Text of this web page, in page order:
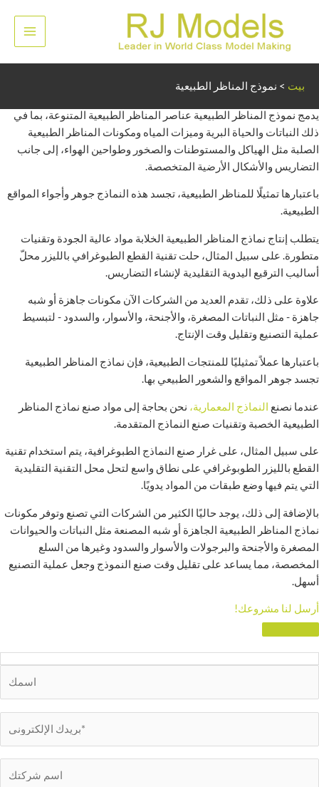
المحتوى
بيت > نموذج المناظر الطبيعية
نموذج المناظر الطبيعية
يدمج نموذج المناظر الطبيعية عناصر المناظر الطبيعية المتنوعة، بما في
ذلك النباتات والحياة البرية وميزات المياه ومكونات المناظر الطبيعية
الصلبة مثل الهياكل والمستوطنات والصخور وطواحين الهواء، إلى جانب
التضاريس والأشكال الأرضية المتخصصة.
باعتبارها تمثيلًا للمناظر الطبيعية، تجسد هذه النماذج جوهر وأجواء المواقع
الطبيعية.
يتطلب إنتاج نماذج المناظر الطبيعية الخلابة مواد عالية الجودة وتقنيات
متطورة. على سبيل المثال، حلت تقنية القطع الطبوغرافي بالليزر محلّ
أساليب الترقيع اليدوية التقليدية لإنشاء التضاريس.
علاوة على ذلك، تقدم العديد من الشركات الآن مكونات جاهزة أو شبه
جاهزة - مثل النباتات المصغرة، والأجنحة، والأسوار، والسدود - لتبسيط
عملية التصنيع وتقليل وقت الإنتاج.
باعتبارها عملاً تمثيليًا للمنتجات الطبيعية، فإن نماذج المناظر الطبيعية
تجسد جوهر المواقع والشعور الطبيعي بها.
عندما نصنع النماذج المعمارية، نحن بحاجة إلى مواد صنع نماذج المناظر
الطبيعية الخصبة وتقنيات صنع النماذج المتقدمة.
على سبيل المثال، على غرار صنع النماذج الطبوغرافية، يتم استخدام تقنية
القطع بالليزر الطوبوغرافي على نطاق واسع لتحل محل التقنية التقليدية
التي يتم فيها وضع طبقات من المواد يدويًا.
بالإضافة إلى ذلك، يوجد حاليًا الكثير من الشركات التي تصنع وتوفر مكونات
نماذج المناظر الطبيعية الجاهزة أو شبه المصنعة مثل النباتات والحيوانات
المصغرة والأجنحة والبرجولات والأسوار والسدود وغيرها من السلع
المخصصة، مما يساعد على تقليل وقت صنع النموذج وجعل عملية التصنيع
أسهل.
أرسل لنا مشروعك!